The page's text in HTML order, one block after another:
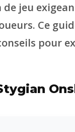
jeu
Ce
pour